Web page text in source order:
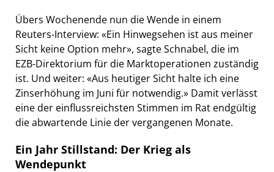
Übers Wochenende nun die Wende in einem
Reuters-Interview: «Ein Hinwegsehen ist aus meiner
Sicht keine Option mehr», sagte Schnabel, die im
EZB-Direktorium für die Marktoperationen zuständig
ist. Und weiter: «Aus heutiger Sicht halte ich eine
Zinserhöhung im Juni für notwendig.» Damit verlässt
eine der einflussreichsten Stimmen im Rat endgültig
die abwartende Linie der vergangenen Monate.
Ein Jahr Stillstand: Der Krieg als
Wendepunkt